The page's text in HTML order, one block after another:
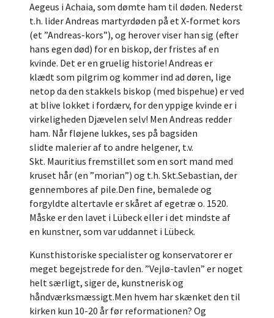
Aegeus i Achaia, som dømte ham til døden. Nederst
t.h. lider Andreas martyrdøden på et X-formet kors
(et ”Andreas-kors”), og herover viser han sig (efter
hans egen død) for en biskop, der fristes af en
kvinde. Det er en gruelig historie! Andreas er
klædt som pilgrim og kommer ind ad døren, lige
netop da den stakkels biskop (med bispehue) er ved
at blive lokket i fordærv, for den yppige kvinde er i
virkeligheden Djævelen selv! Men Andreas redder
ham. Når fløjene lukkes, ses på bagsiden
slidte malerier af to andre helgener, t.v.
Skt. Mauritius fremstillet som en sort mand med
kruset hår (en ”morian”) og t.h. Skt.Sebastian, der
gennembores af pile.Den fine, bemalede og
forgyldte altertavle er skåret af egetræ o. 1520.
Måske er den lavet i Lübeck eller i det mindste af
en kunstner, som var uddannet i Lübeck.
Kunsthistoriske specialister og konservatorer er
meget begejstrede for den. ”Vejlø-tavlen” er noget
helt særligt, siger de, kunstnerisk og
håndværksmæssigt.Men hvem har skænket den til
kirken kun 10-20 år før reformationen? Og